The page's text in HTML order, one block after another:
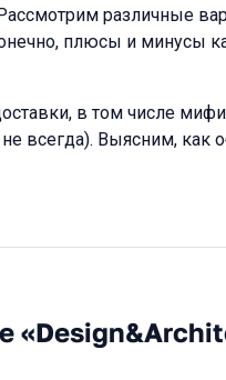
различные
плюсы и минусы
в том числе
всегда). Выясним, как